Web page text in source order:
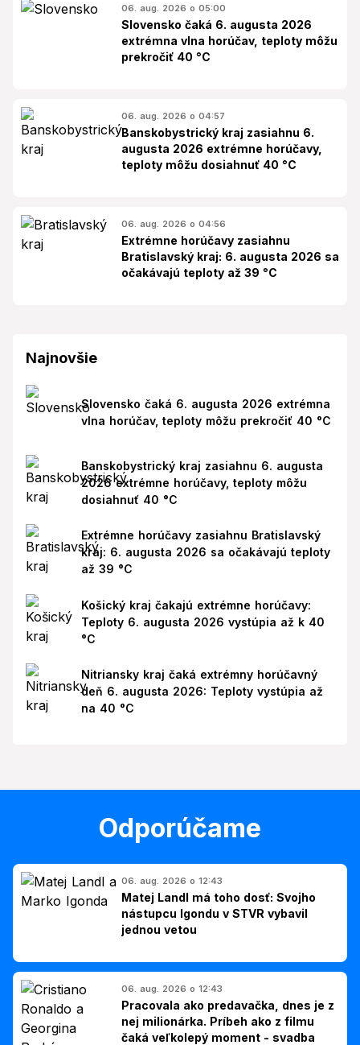
06. aug. 2026 o 05:00
Slovensko čaká 6. augusta 2026
extrémna vlna horúčav, teploty môžu
prekročiť 40 °C
06. aug. 2026 o 04:57
Banskobystrický kraj zasiahnu 6.
augusta 2026 extrémne horúčavy,
teploty môžu dosiahnuť 40 °C
06. aug. 2026 o 04:56
Extrémne horúčavy zasiahnu
Bratislavský kraj: 6. augusta 2026 sa
očakávajú teploty až 39 °C
Najnovšie
Slovensko čaká 6. augusta 2026 extrémna
vlna horúčav, teploty môžu prekročiť 40 °C
Banskobystrický kraj zasiahnu 6. augusta
2026 extrémne horúčavy, teploty môžu
dosiahnuť 40 °C
Extrémne horúčavy zasiahnu Bratislavský
kraj: 6. augusta 2026 sa očakávajú teploty
až 39 °C
Košický kraj čakajú extrémne horúčavy:
Teploty 6. augusta 2026 vystúpia až k 40
°C
Nitriansky kraj čaká extrémny horúčavný
deň 6. augusta 2026: Teploty vystúpia až
na 40 °C
Odporúčame
06. aug. 2026 o 12:43
Matej Landl má toho dosť: Svojho
nástupcu Igondu v STVR vybavil
jednou vetou
06. aug. 2026 o 12:43
Pracovala ako predavačka, dnes je z
nej milionárka. Príbeh ako z filmu
čaká veľkolepý moment - svadba